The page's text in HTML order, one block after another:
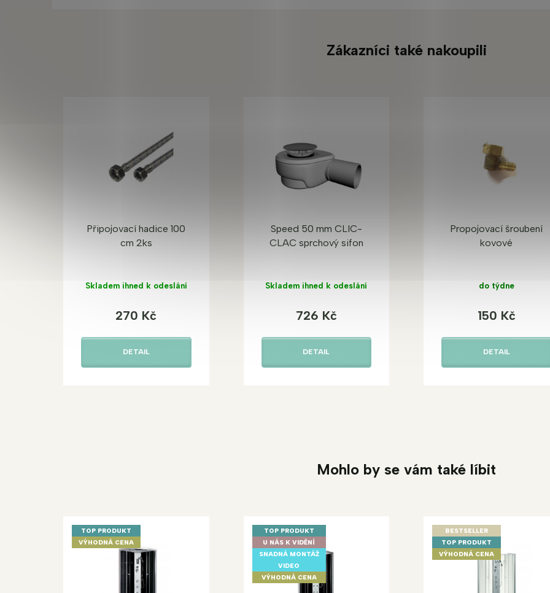
Zákazníci také nakoupili
Připojovací hadice 100
cm 2ks
Skladem ihned k odeslání
270 Kč
DETAIL
Speed 50 mm CLIC-
CLAC sprchový sifon
Skladem ihned k odeslání
726 Kč
DETAIL
Propojovací šroubení
kovové
do týdne
150 Kč
DETAIL
Mohlo by se vám také líbit
TOP PRODUKT
VÝHODNÁ CENA
TOP PRODUKT
U NÁS K VIDĚNÍ
SNADNÁ MONTÁŽ
VIDEO
VÝHODNÁ CENA
BESTSELLER
TOP PRODUKT
VÝHODNÁ CENA